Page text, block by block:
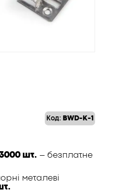
Код: BWD-K-1
шт. – безплатне
металеві